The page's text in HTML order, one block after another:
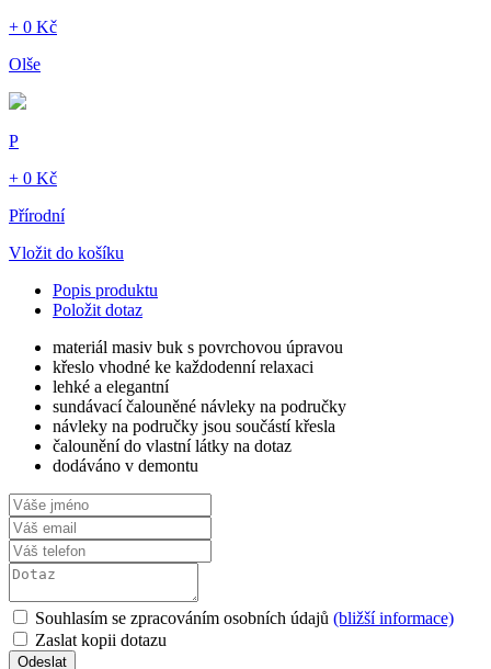
+ 0 Kč
Olše
P
+ 0 Kč
Přírodní
Vložit do košíku
Popis produktu
Položit dotaz
materiál masiv buk s povrchovou úpravou
křeslo vhodné ke každodenní relaxaci
lehké a elegantní
sundávací čalouněné návleky na područky
návleky na područky jsou součástí křesla
čalounění do vlastní látky na dotaz
dodáváno v demontu
Souhlasím se zpracováním osobních údajů (bližší informace)
Zaslat kopii dotazu